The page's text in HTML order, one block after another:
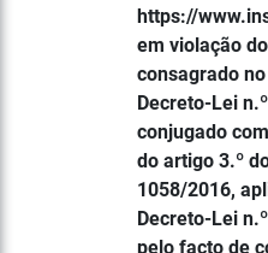
https://
em violação
consagrado
Decreto-Lei
conjugado
do artigo 3.º
1058/2016,
Decreto-Lei
pelo facto de